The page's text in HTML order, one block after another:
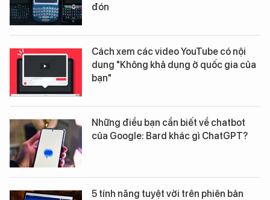
đón
Cách xem các video YouTube có nội
dung "Không khả dụng ở quốc gia của
bạn"
Những điều bạn cần biết về chatbot
của Google: Bard khác gì ChatGPT?
5 tính năng tuyệt vời trên phiên bản